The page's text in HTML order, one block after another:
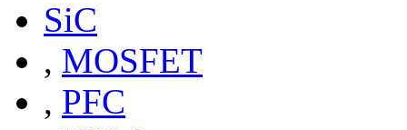
SiC
, MOSFET
, PFC